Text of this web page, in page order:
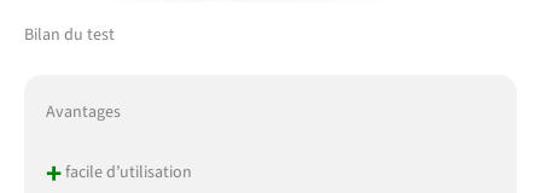
Bilan du test
Avantages
+facile d’utilisation